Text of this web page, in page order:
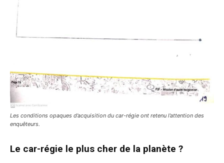
Les conditions opaques d’acquisition du car-régie ont retenu l’attention des
enquêteurs.
Le car-régie le plus cher de la planète ?